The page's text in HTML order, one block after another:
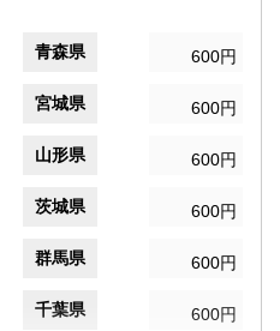
青森県 600円
宮城県 600円
山形県 600円
茨城県 600円
群馬県 600円
千葉県 600円